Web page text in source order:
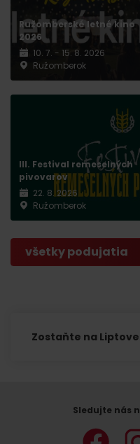
Ružomberské letné kino
2026
10. 7. - 15. 8. 2026
Ružomberok
III. Festival remeselných
pivovarov
22. 8. 2026
Ružomberok
všetky podujatia
Zostaňte na
Sledujte nás